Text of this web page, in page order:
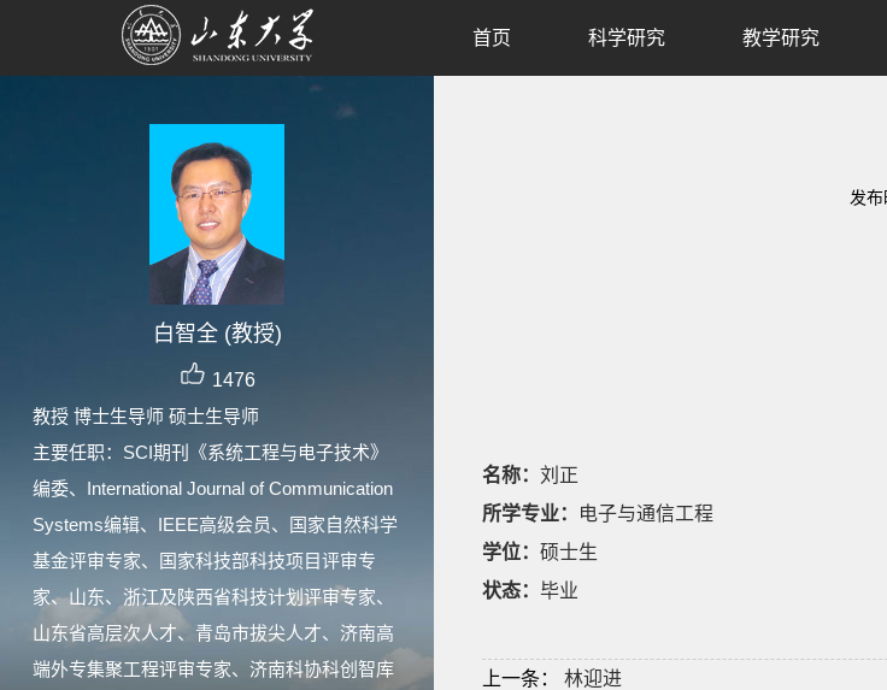
白智全 (教授)
1476
教授 博士生导师 硕士生导师
主要任职：SCI期刊《系统工程与电子技术》
编委、International Journal of Communication
Systems编辑、IEEE高级会员、国家自然科学
基金评审专家、国家科技部科技项目评审专
家、山东、浙江及陕西省科技计划评审专家、
山东省高层次人才、青岛市拔尖人才、济南高
端外专集聚工程评审专家、济南科协科创智库
首页 科学研究 教学研究
发
名称： 刘正
所学专业：
电子与通信工程
学位： 硕士生
状态： 毕业
上一条：
林迎进